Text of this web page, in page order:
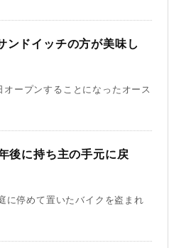
ンドイッチの方が美味し
ープンすることになったオース
後に持ち主の手元に戻
に停めて置いたバイクを盗まれ